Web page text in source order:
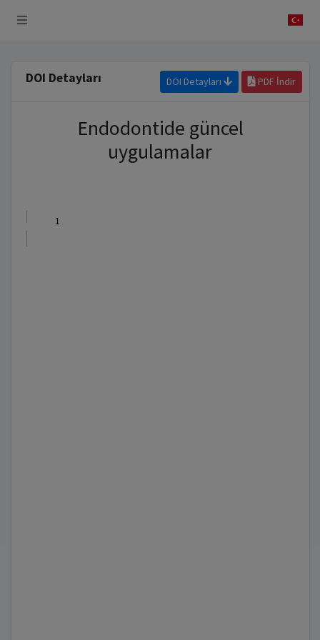
DOI Detayları DOI Detayları PDF İndir
Endodontide güncel
uygulamalar